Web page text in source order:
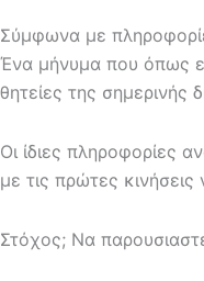
Σύμφωνα με
Ένα μήνυμα που όπως
θητείες της σημερινής
Οι ίδιες πληροφορίες
με τις πρώτες
Στόχος; Να